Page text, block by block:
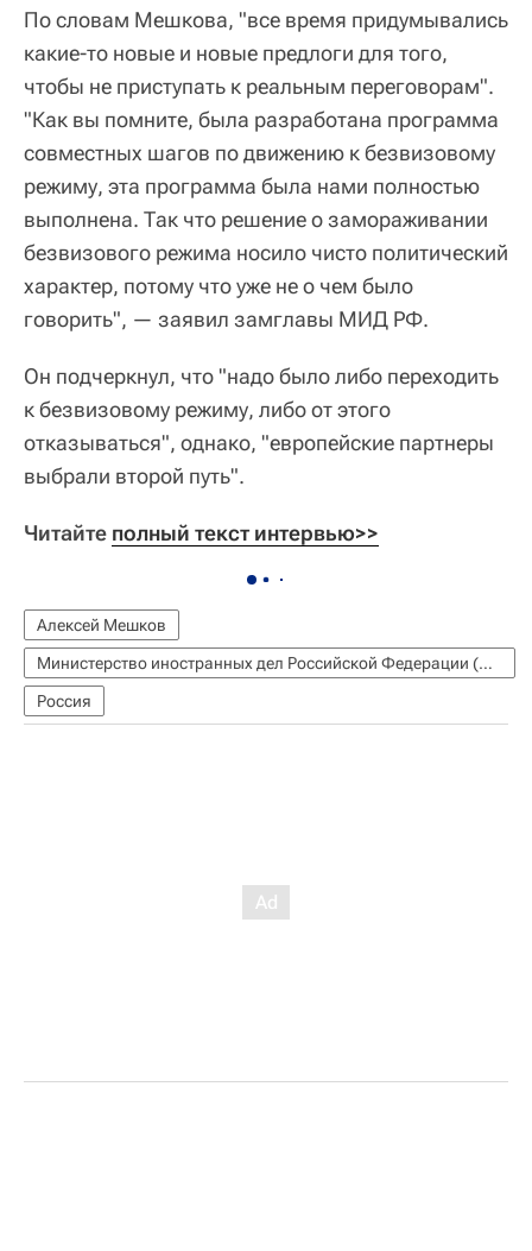
По словам Мешкова, "все время придумывались
какие-то новые и новые предлоги для того,
чтобы не приступать к реальным переговорам".
"Как вы помните, была разработана программа
совместных шагов по движению к безвизовому
режиму, эта программа была нами полностью
выполнена. Так что решение о замораживании
безвизового режима носило чисто политический
характер, потому что уже не о чем было
говорить", — заявил замглавы МИД РФ.
Он подчеркнул, что "надо было либо переходить
к безвизовому режиму, либо от этого
отказываться", однако, "европейские партнеры
выбрали второй путь".
Читайте полный текст интервью>>
Алексей Мешков
Министерство иностранных дел Российской Федерации (МИД РФ)
Россия